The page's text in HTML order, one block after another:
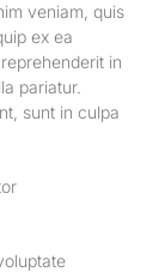
veniam, quis
ex ea
in
pariatur.
sunt in culpa